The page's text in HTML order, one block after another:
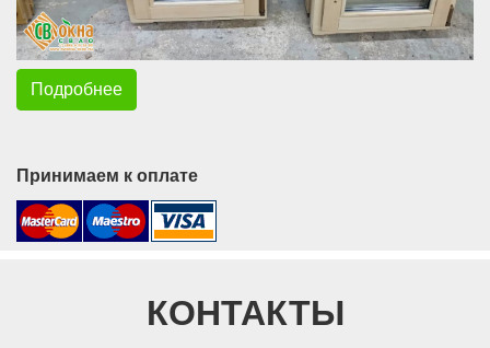
Подробнее
Принимаем к оплате
КОНТАКТЫ